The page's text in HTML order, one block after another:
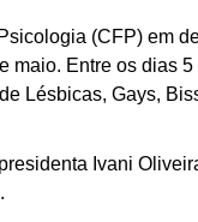
(CFP) em
maio. Entre os dias
Lésbicas, Gays,
Ivani